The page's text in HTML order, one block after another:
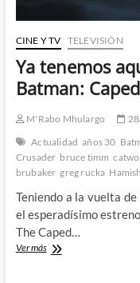
CINE Y TV TELEVISIÓN
Ya tenemos
Batman:
M'Rabo Mhulargo
Actualidad años 30
Crusader bruce timm
brubaker greg rucka
Teniendo a la vuelta
el esperadísimo
The Caped…
Ver másYa